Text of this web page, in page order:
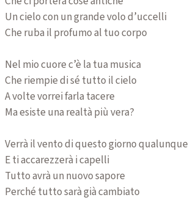
Un cielo con un grande volo d’uccelli
Che ruba il profumo al tuo corpo
Nel mio cuore c’è la tua musica
Che riempie di sé tutto il cielo
A volte vorrei farla tacere
Ma esiste una realtà più vera?
Verrà il vento di questo giorno qualunque
E ti accarezzerà i capelli
Tutto avrà un nuovo sapore
Perché tutto sarà già cambiato